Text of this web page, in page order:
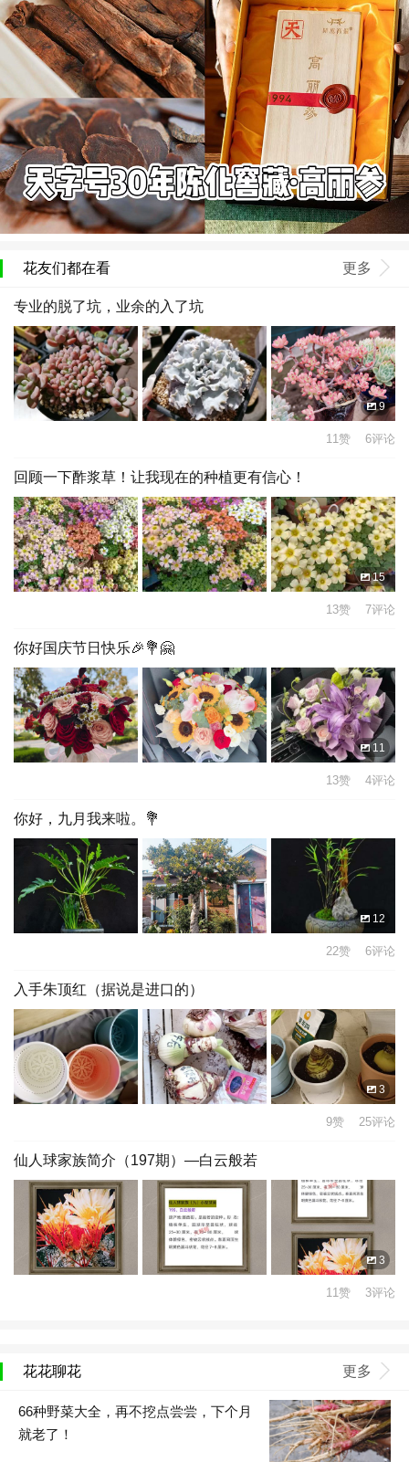
花友们都在看 更多
专业的脱了坑，业余的入了坑
9
11赞 6评论
回顾一下酢浆草！让我现在的种植更有信心！
15
13赞 7评论
你好国庆节日快乐🎉💐🤗
11
13赞 4评论
你好，九月我来啦。💐
12
22赞 6评论
入手朱顶红（据说是进口的）
3
9赞 25评论
仙人球家族简介（197期）—白云般若
3
11赞 3评论
花花聊花 更多
66种野菜大全，再不挖点尝尝，下个月
就老了！